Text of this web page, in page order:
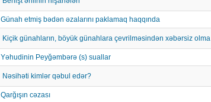
Günah etmiş bədən əzalarını paklamaq haqqında
Kiçik günahların, böyük günahlara çevrilməsindən xəbərsiz olma
Yəhudinin Peyğəmbərə (s) suallar
Nəsihəti kimlər qəbul edər?
Qarğışın cəzası